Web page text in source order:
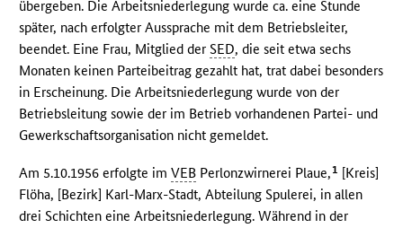
übergeben. Die Arbeitsniederlegung wurde ca. eine Stunde
später, nach erfolgter Aussprache mit dem Betriebsleiter,
beendet. Eine Frau, Mitglied derSED, die seit etwa sechs
Monaten keinen Parteibeitrag gezahlt hat, trat dabei besonders
in Erscheinung. Die Arbeitsniederlegung wurde von der
Betriebsleitung sowie der im Betrieb vorhandenen Partei- und
Gewerkschaftsorganisation nicht gemeldet.
Am 5.10.1956 erfolgte imVEB Perlonzwirnerei Plaue,1 [Kreis]
Flöha, [Bezirk] Karl-Marx-Stadt, Abteilung Spulerei, in allen
drei Schichten eine Arbeitsniederlegung. Während in der